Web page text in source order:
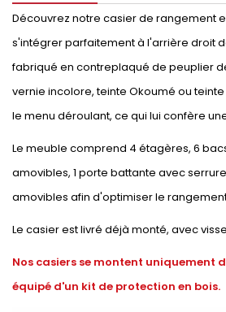
Découvrez notre casier de rangement
s'intégrer parfaitement à l'arrière droit
fabriqué en contreplaqué de peuplier
vernie incolore, teinte Okoumé ou
le menu déroulant, ce qui lui confère
Le meuble comprend 4 étagères, 6
amovibles, 1 porte battante avec
amovibles afin d'optimiser le
Le casier est livré déjà monté, avec
Nos casiers se montent uniquement
équipé d'un kit de protection en bois.